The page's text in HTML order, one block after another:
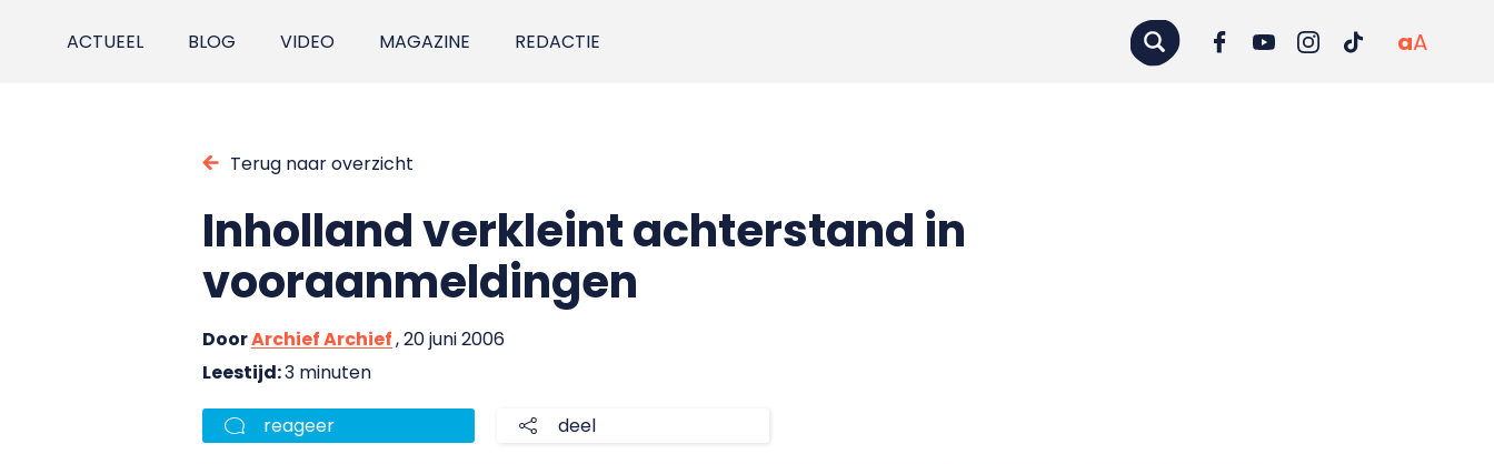
ACTUEEL BLOG VIDEO MAGAZINE REDACTIE aA
Terug naar overzicht
Inholland verkleint achterstand in
vooraanmeldingen
DoorArchief Archief, 20 juni 2006
Leestijd:3 minuten
reageer deel